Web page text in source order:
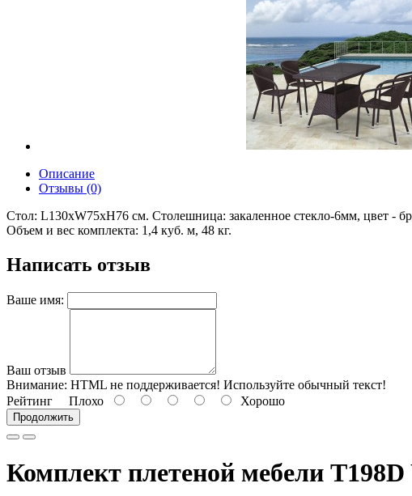
Описание
Отзывы (0)
Стoл: L130хW75xH76 см. Столешница: закаленное стекло-6мм, цвет -
Объем и вес комплекта: 1,4 куб. м, 48 кг.
Написать отзыв
Ваше имя:
Ваш отзыв
Внимание: HTML не поддерживается! Используйте обычный текст!
Рейтинг Плохо Хорошо
Продолжить
Комплект плетеной мебели